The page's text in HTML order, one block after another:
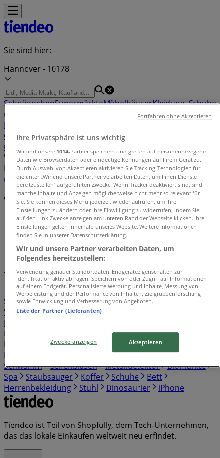
Sie sind hier:
Hannover - 10178
SchnäppchenSupermärkteMöbelhäuserKleidung, Schuhe
und Accessoires
Drogerien und
Parfümerie
GartencenterBiomärkteDiscounter
und Baby
WerkstattKaufhäuserReisen und Freizeit Optiker und
HörzentrenRestaurantsBücher und SchreibwarenBanken
und Versicherungen
Verzeichnis der Angebote in Hannover
Tiendeo in Hannover»
Verzeichnis der Angebote
1
Supermärkte
Kleidung, Schuhe und Accessoires
Sportgeschäfte
Spielzeug und Baby
Banken und
Versicherungen
Baumärkte und Gartencenter
Möbelhäuser
Motorrad und Werkstatt
Discounter
Drogerien und
Parfümerie
Restaurants
Bücher und Schreibwaren
Reisen und Freizeit
Optiker und Hörzentren
Schwamm
Seifenblasen Metalldetektor
Biomärkte
Spa
Staubsauger Koffer Schuhe
Bett
Herrenbekleidung
Stuhl Dinosaurier iPhone
Tiendeo ist Teil von Shopfully, dem Tech-Unternehmen,
das das lokale Einkaufen weltweit neu erfindet.
Ihre Privatsphäre ist uns wichtig
Wir und unsere 1014-Partner speichern und greifen auf personenbezogene
Daten wie Browserdaten oder eindeutige Kennungen auf Ihrem Gerät zu.
Durch Auswahl von Akzeptieren aktivieren Sie Tracking-Technologien für
die unter „Wir und unsere Partner verarbeiten Daten, um Ihnen Dienste
bereitzustellen“ aufgeführten Zwecke. Wenn Tracker deaktiviert sind, sind
manche Inhalte und Anzeigen möglicherweise nicht mehr so relevant für
Sie. Sie können dieses Menü jederzeit wieder aufrufen, um Ihre
Einstellungen zu ändern oder Ihre Einwilligung zu widerrufen, indem Sie
auf den Link Zwecke anzeigen am unteren Rand der Webseite klicken. Ihre
Einstellungen gelten innerhalb unseres Website. Weitere Informationen
finden Sie in unserer Datenschutzerklärung.
Wir und unsere Partner verarbeiten Daten, um
Folgendes bereitzustellen:
Verwendung genauer Standortdaten. Endgeräteeigenschaften zur
Identifikation aktiv abfragen. Speichern von oder Zugriff auf Informationen
auf einem Endgerät. Personalisierte Werbung und Inhalte, Messung von
Werbeleistung und der Performance von Inhalten, Zielgruppenforschung
sowie Entwicklung und Verbesserung von Angeboten.
Liste der Partner (Lieferanten)
Zwecke anzeigen Akzeptieren
Fortfahren ohne Akzeptieren